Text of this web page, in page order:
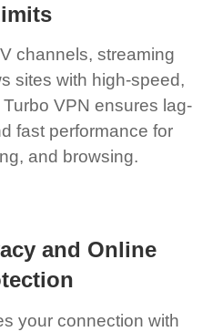
channels, streaming
sites with high-speed,
VPN ensures lag-
fast performance for
and browsing.
and Online
your connection with